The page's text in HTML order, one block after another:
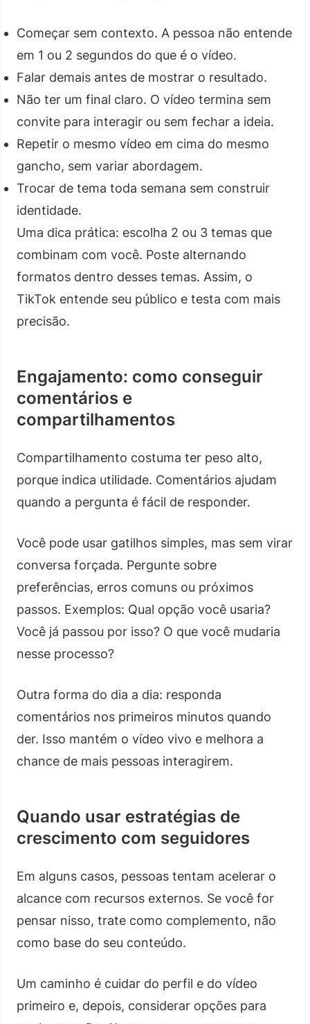
Começar sem contexto. A pessoa não entende
em 1 ou 2 segundos do que é o vídeo.
Falar demais antes de mostrar o resultado.
Não ter um final claro. O vídeo termina sem
convite para interagir ou sem fechar a ideia.
Repetir o mesmo vídeo em cima do mesmo
gancho, sem variar abordagem.
Trocar de tema toda semana sem construir
identidade.
Uma dica prática: escolha 2 ou 3 temas que
combinam com você. Poste alternando
formatos dentro desses temas. Assim, o
TikTok entende seu público e testa com mais
precisão.
Engajamento: como conseguir
comentários e
compartilhamentos
Compartilhamento costuma ter peso alto,
porque indica utilidade. Comentários ajudam
quando a pergunta é fácil de responder.
Você pode usar gatilhos simples, mas sem virar
conversa forçada. Pergunte sobre
preferências, erros comuns ou próximos
passos. Exemplos: Qual opção você usaria?
Você já passou por isso? O que você mudaria
nesse processo?
Outra forma do dia a dia: responda
comentários nos primeiros minutos quando
der. Isso mantém o vídeo vivo e melhora a
chance de mais pessoas interagirem.
Quando usar estratégias de
crescimento com seguidores
Em alguns casos, pessoas tentam acelerar o
alcance com recursos externos. Se você for
pensar nisso, trate como complemento, não
como base do seu conteúdo.
Um caminho é cuidar do perfil e do vídeo
primeiro e, depois, considerar opções para